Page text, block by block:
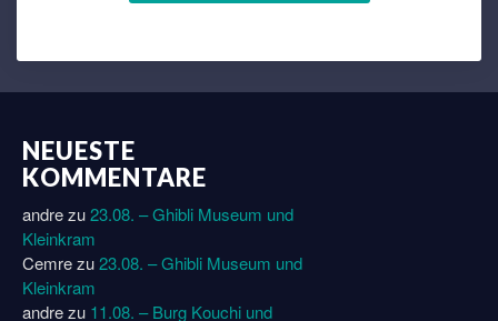
NEUESTE
KOMMENTARE
andrezu23.08. – Ghibli Museum und
Kleinkram
Cemrezu23.08. – Ghibli Museum und
Kleinkram
andrezu 11.08. – Burg Kouchi und